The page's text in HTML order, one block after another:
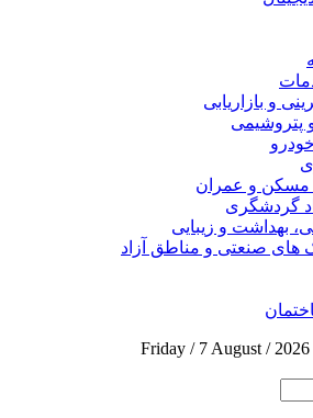
و بازاریابی
پتروشیمی
خودرو
مسکن و عمران
گردشگری
بهداشت و زیبایی
های صنعتی و مناطق آزاد
Friday / 7 August / 2026